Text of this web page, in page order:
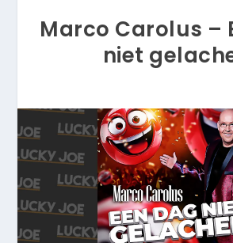
Marco Carolus –
niet